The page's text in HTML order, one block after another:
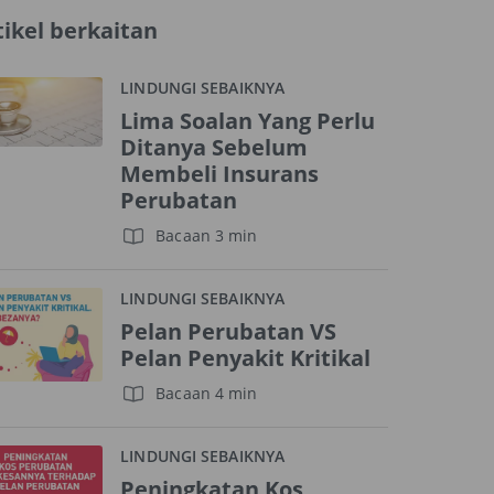
berkaitan
LINDUNGI SEBAIKNYA
Lima Soalan Yang Perlu
Ditanya Sebelum
Membeli Insurans
Perubatan
Bacaan 3 min
LINDUNGI SEBAIKNYA
Pelan Perubatan VS
Pelan Penyakit Kritikal
Bacaan 4 min
LINDUNGI SEBAIKNYA